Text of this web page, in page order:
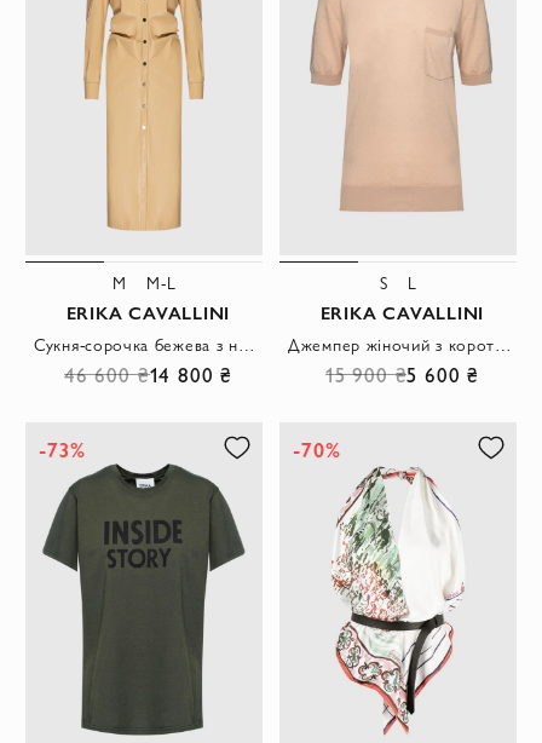
M M-L
ERIKA CAVALLINI
46 600 ₴14 800 ₴
S L
ERIKA CAVALLINI
15 900 ₴5 600 ₴
-73% -70%